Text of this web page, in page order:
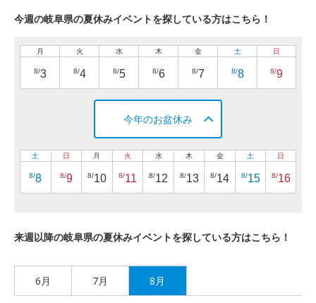
今週の岐阜県の夏休みイベントを探している方はこちら！
月
8/3
火
8/4
水
8/5
木
8/6
金
8/7
土
8/8
日
8/9
今年のお盆休み
土
8/8
日
8/9
月
8/10
火
8/11
水
8/12
木
8/13
金
8/14
土
8/15
日
8/16
来週以降の岐阜県の夏休みイベントを探している方はこちら！
6月 7月 8月